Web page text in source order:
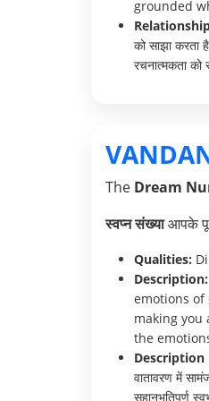
grounded
को साझा करता
रचनात्मकता को
The Dream
स्वप्न संख्याआपके
Qualities:
Description:
emotions
making you
the
Description
वातावरण में
सहानुभूतिपूर्ण